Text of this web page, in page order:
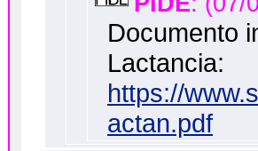
Documento
Lactancia:
https://
actan.pdf